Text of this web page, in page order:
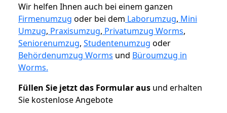
Wir helfen Ihnen auch bei einem ganzen
Firmenumzug oder bei dem Laborumzug, Mini
Umzug, Praxisumzug, Privatumzug Worms,
Seniorenumzug, Studentenumzug oder
Behördenumzug Worms und Büroumzug in
Worms.
Füllen Sie jetzt das Formular aus und erhalten
Sie kostenlose Angebote